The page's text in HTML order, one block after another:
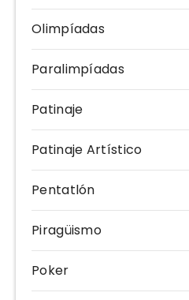
Olimpíadas
Paralimpíadas
Patinaje
Patinaje Artístico
Pentatlón
Piragüismo
Poker